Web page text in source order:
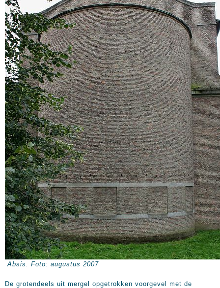
Absis. Foto: augustus 2007
De grotendeels uit mergel opgetrokken voorgevel met de